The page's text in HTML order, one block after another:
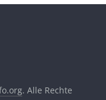
. Alle Rechte